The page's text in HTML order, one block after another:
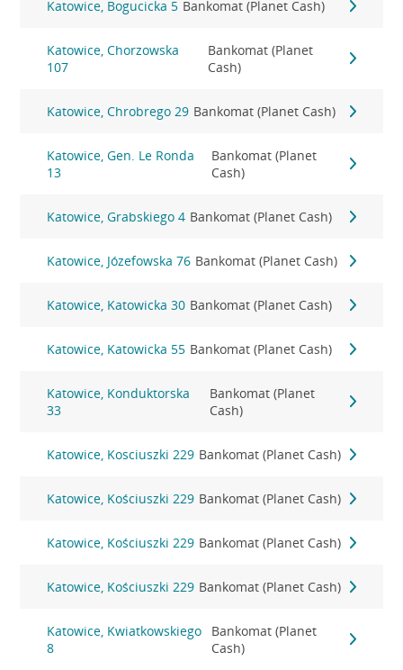
Katowice, Bogucicka 5 Bankomat (Planet Cash)
Katowice, Chorzowska
107
Bankomat (Planet
Cash)
Katowice, Chrobrego 29 Bankomat (Planet Cash)
Katowice, Gen. Le Ronda
13
Bankomat (Planet
Cash)
Katowice, Grabskiego 4 Bankomat (Planet Cash)
Katowice, Józefowska 76 Bankomat (Planet Cash)
Katowice, Katowicka 30 Bankomat (Planet Cash)
Katowice, Katowicka 55 Bankomat (Planet Cash)
Katowice, Konduktorska
33
Bankomat (Planet
Cash)
Katowice, Kosciuszki 229 Bankomat (Planet Cash)
Katowice, Kościuszki 229 Bankomat (Planet Cash)
Katowice, Kościuszki 229 Bankomat (Planet Cash)
Katowice, Kościuszki 229 Bankomat (Planet Cash)
Katowice, Kwiatkowskiego
8
Bankomat (Planet
Cash)